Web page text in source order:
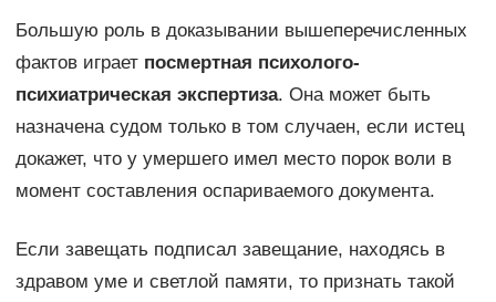
Большую роль в доказывании вышеперечисленных
фактов играет посмертная психолого-
психиатрическая экспертиза. Она может быть
назначена судом только в том случаен, если истец
докажет, что у умершего имел место порок воли в
момент составления оспариваемого документа.
Если завещать подписал завещание, находясь в
здравом уме и светлой памяти, то признать такой